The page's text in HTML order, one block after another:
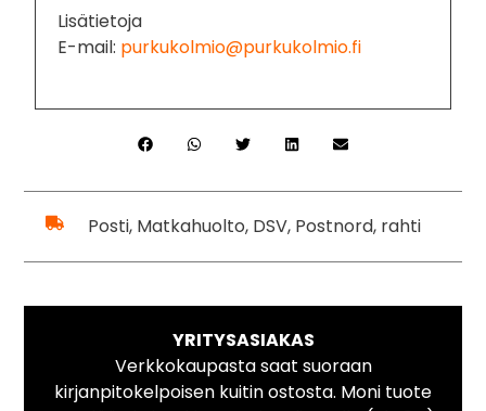
Lisätietoja
E-mail: purkukolmio@purkukolmio.fi
Posti, Matkahuolto, DSV, Postnord, rahti
YRITYSASIAKAS
Verkkokaupasta saat suoraan
kirjanpitokelpoisen kuitin ostosta. Moni tuote